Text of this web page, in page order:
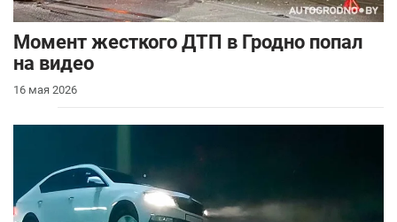
Момент жесткого ДТП в Гродно попал
на видео
16 мая 2026